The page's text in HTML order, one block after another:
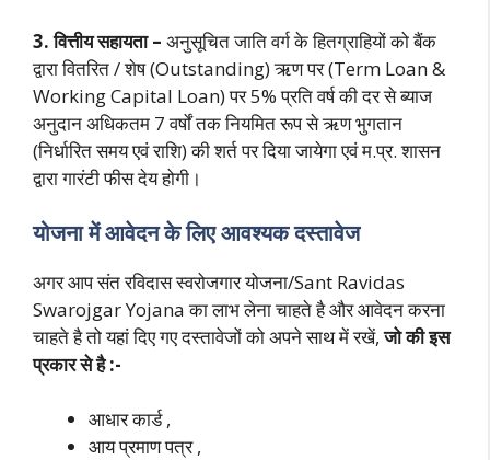
3. वित्तीय सहायता – अनुसूचित जाति वर्ग के हितग्राहियों को बैंक
द्वारा वितरित / शेष (Outstanding) ऋण पर (Term Loan &
Working Capital Loan) पर 5% प्रति वर्ष की दर से ब्याज
अनुदान अधिकतम 7 वर्षों तक नियमित रूप से ऋण भुगतान
(निर्धारित समय एवं राशि) की शर्त पर दिया जायेगा एवं म.प्र. शासन
द्वारा गारंटी फीस देय होगी।
योजना में आवेदन के लिए आवश्यक दस्तावेज
अगर आप संत रविदास स्वरोजगार योजना/Sant Ravidas
Swarojgar Yojana का लाभ लेना चाहते है और आवेदन करना
चाहते है तो यहां दिए गए दस्तावेजों को अपने साथ में रखें,जो की इस
प्रकार से है :-
आधार कार्ड ,
आय प्रमाण पत्र ,